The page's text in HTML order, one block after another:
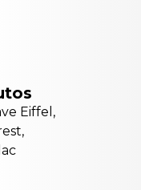
Eiffel,